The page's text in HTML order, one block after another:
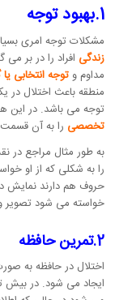
1.بهبود توجه
مشکلات توجه امری
زندگی افراد را در بر
مداوم و توجه انتخابی
منطقه باعث اختلال
توجه می باشد. در این
تخصصی را به آن
به طور مثال مراجع در
را به شکلی که از او
حروف هم دارند نمایش
خواسته می شود تصویر
2.تمرین حافظه
اختلال در حافظه به
ایجاد می شود. در بیش